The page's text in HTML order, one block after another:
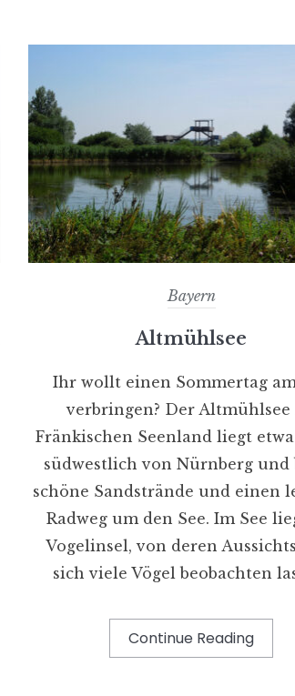
Bayern
Altmühlsee
Ihr wollt einen Sommertag
verbringen? Der Altmühlsee
Fränkischen Seenland liegt
südwestlich von Nürnberg und
schöne Sandstrände und einen
Radweg um den See. Im See
Vogelinsel, von deren
sich viele Vögel beobachten
Continue Reading